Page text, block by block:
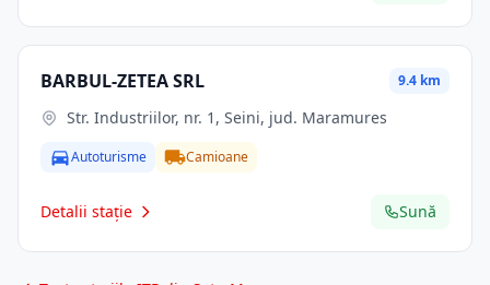
BARBUL-ZETEA SRL 9.4 km
Str. Industriilor, nr. 1, Seini, jud. Maramures
Autoturisme Camioane
Detalii stație Sună